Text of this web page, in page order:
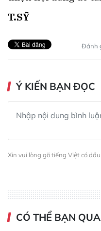
T.SỸ
Đánh
Ý KIẾN BẠN ĐỌC
Xin vui lòng gõ tiếng Việt có dấu
CÓ THỂ BẠN